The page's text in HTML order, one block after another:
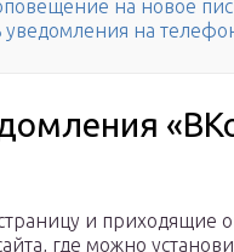
на новое
на
и приходящие
где можно